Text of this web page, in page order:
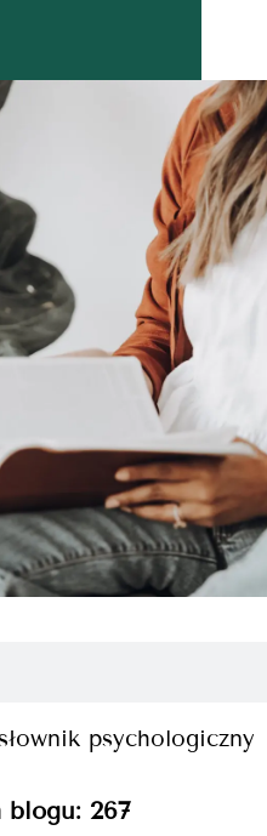
psychologiczny
blogu: 267